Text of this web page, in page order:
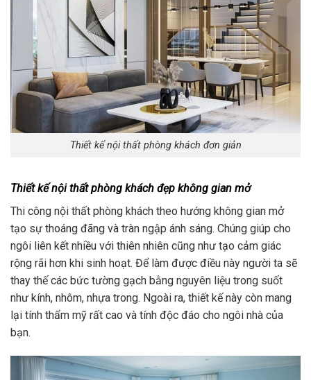
Thiết kế nội thất phòng khách đơn giản
Thiết kế nội thất phòng khách đẹp không gian mở
Thi công nội thất phòng khách theo hướng không gian mở
tạo sự thoáng đãng và tràn ngập ánh sáng. Chúng giúp cho
ngôi liên kết nhiều với thiên nhiên cũng như tạo cảm giác
rộng rãi hơn khi sinh hoạt. Để làm được điều này người ta sẽ
thay thế các bức tường gạch bằng nguyên liệu trong suốt
như kính, nhôm, nhựa trong. Ngoài ra, thiết kế này còn mang
lại tính thẩm mỹ rất cao và tính độc đáo cho ngôi nhà của
bạn.